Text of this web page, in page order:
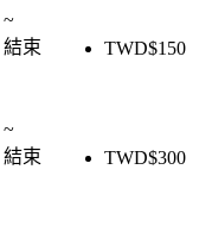
~
結束
TWD$150
~
結束
TWD$300